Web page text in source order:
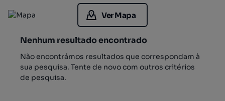
Ver Mapa
Nenhum resultado encontrado
Não encontrámos resultados que correspondam à
sua pesquisa. Tente de novo com outros critérios
de pesquisa.